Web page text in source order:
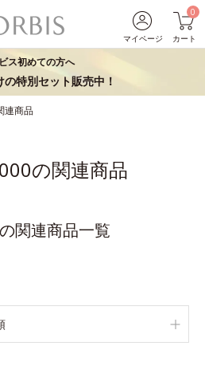
マイページ
0
カート
ス初めての方へ
特別セット販売中！
連商品
の関連商品
関連商品一覧